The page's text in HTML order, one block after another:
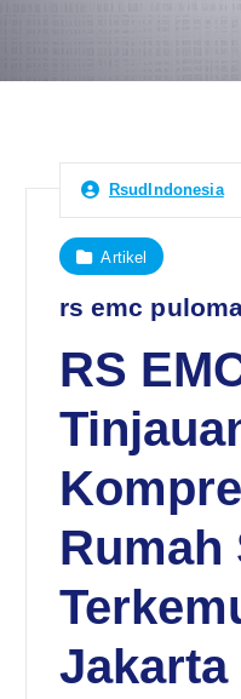
RsudIndonesia
Artikel
rs emc
RS
Rumah
Jakarta